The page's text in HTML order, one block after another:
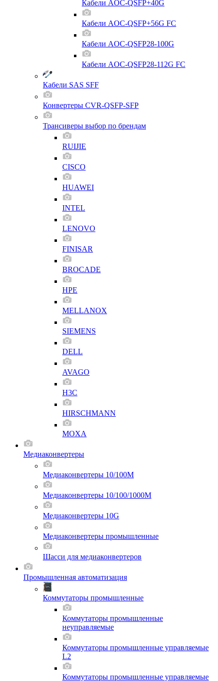
Кабели AOC-QSFP+40G
Кабели AOC-QSFP+56G FC
Кабели AOC-QSFP28-100G
Кабели AOC-QSFP28-112G FC
Кабели SAS SFF
Конвертеры CVR-QSFP-SFP
Трансиверы выбор по брендам
RUIJIE
CISCO
HUAWEI
INTEL
LENOVO
FINISAR
BROCADE
HPE
MELLANOX
SIEMENS
DELL
AVAGO
H3C
HIRSCHMANN
MOXA
Медиаконвертеры
Медиаконвертеры 10/100M
Медиаконвертеры 10/100/1000M
Медиаконвертеры 10G
Медиаконвертеры промышленные
Шасси для мeдиаконвертеров
Промышленная автоматизация
Коммутаторы промышленные
Коммутаторы промышленные
неуправляемые
Коммутаторы промышленные управляемые
L2
Коммутаторы промышленные управляемые